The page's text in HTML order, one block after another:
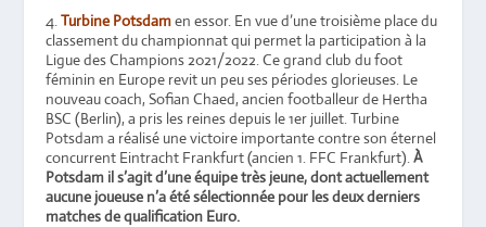
4.Turbine Potsdamen essor. En vue d’une troisième place du
classement du championnat qui permet la participation à la
Ligue des Champions 2021/2022. Ce grand club du foot
féminin en Europe revit un peu ses périodes glorieuses. Le
nouveau coach, Sofian Chaed, ancien footballeur de Hertha
BSC (Berlin), a pris les reines depuis le 1er juillet. Turbine
Potsdam a réalisé une victoire importante contre son éternel
concurrent Eintracht Frankfurt (ancien 1. FFC Frankfurt).À
Potsdam il s’agit d’une équipe très jeune, dont actuellement
aucune joueuse n’a été sélectionnée pour les deux derniers
matches de qualification Euro.